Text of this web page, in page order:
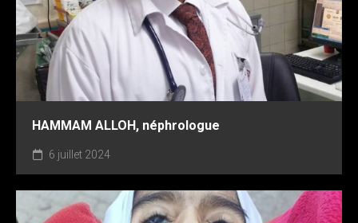
HAMMAM ALLOH, néphrologue
6 juillet 2024